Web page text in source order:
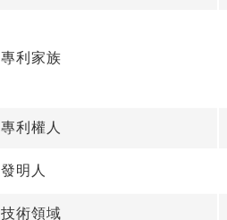
專利家族
專利權人
發明人
技術領域